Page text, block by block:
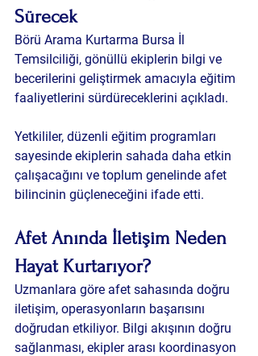
Sürecek
Börü Arama Kurtarma Bursa İl
Temsilciliği, gönüllü ekiplerin bilgi ve
becerilerini geliştirmek amacıyla eğitim
faaliyetlerini sürdüreceklerini açıkladı.
Yetkililer, düzenli eğitim programları
sayesinde ekiplerin sahada daha etkin
çalışacağını ve toplum genelinde afet
bilincinin güçleneceğini ifade etti.
Afet Anında İletişim Neden
Hayat Kurtarıyor?
Uzmanlara göre afet sahasında doğru
iletişim, operasyonların başarısını
doğrudan etkiliyor. Bilgi akışının doğru
sağlanması, ekipler arası koordinasyon